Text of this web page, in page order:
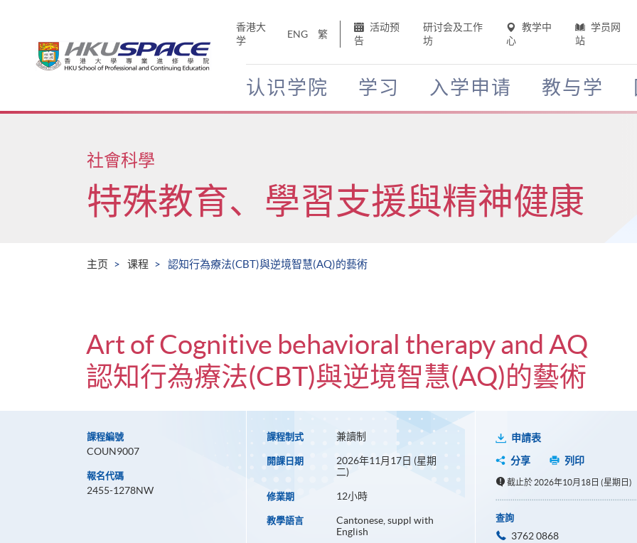
香港大
学
ENG 繁
活动预
告
研讨会及工作
坊
教学中
心
学员网
站
认识学院 学习 入学申请 教与学
Main
社會科學
特殊教育、學習支援與精神健康
主页 课程 認知行為療法(CBT)與逆境智慧(AQ)的藝術
Art of Cognitive behavioral therapy and AQ
認知行為療法(CBT)與逆境智慧(AQ)的藝術
課程編號
COUN9007
報名代碼
2455-1278NW
課程制式 兼讀制
開課日期
2026年11月17日 (星期
二)
修業期 12小時
教學語言
Cantonese, suppl with
English
申請表
分享
列印
截止於 2026年10月18日 (星期日)
查詢
3762 0868